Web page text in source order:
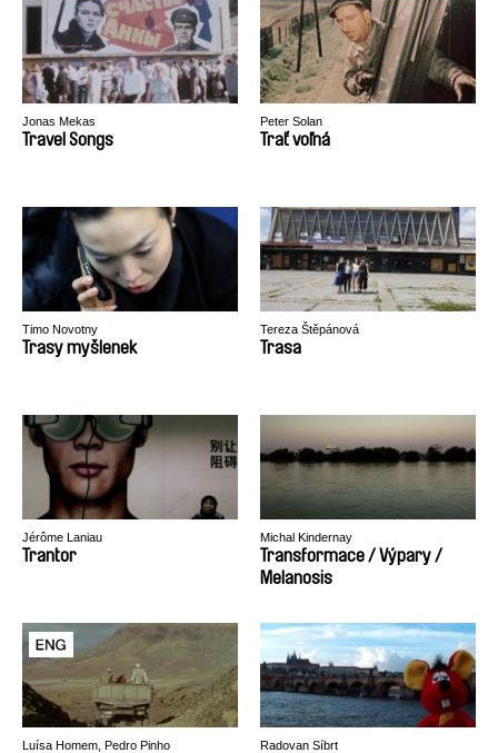
Jonas Mekas
Travel Songs
Peter Solan
Trať voľná
Timo Novotny
Trasy myšlenek
Tereza Štěpánová
Trasa
Jérôme Laniau
Trantor
Michal Kindernay
Transformace / Výpary /
Melanosis
Luísa Homem, Pedro Pinho Radovan Síbrt